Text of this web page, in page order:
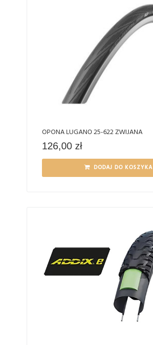
OPONA LUGANO 25-622 ZWIJANA
126,00 zł
DODAJ DO KOSZYKA